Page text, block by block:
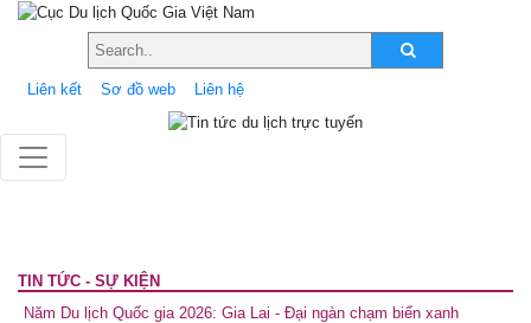
Liên kết Sơ đồ web Liên hệ
TIN TỨC - SỰ KIỆN
Năm Du lịch Quốc gia 2026: Gia Lai - Đại ngàn chạm biển xanh